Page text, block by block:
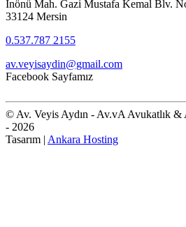
İnönü Mah. Gazi Mustafa Kemal Blv.
33124 Mersin
0.537.787 2155
av.veyisaydin@gmail.com
Facebook Sayfamız
© Av. Veyis Aydın - Av.vA Avukatlık
- 2026
Tasarım | Ankara Hosting